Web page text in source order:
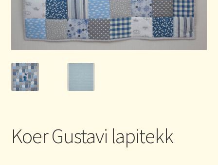
Koer Gustavi lapitekk